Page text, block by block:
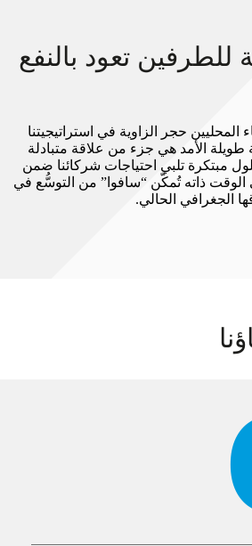
تعود بالنفع
حجر الزاوية في استراتيجيتنا
الأمد هي جزء من علاقة متبادلة
مبتكرة تلبي احتياجات شركائنا ضمن
ذاته تُمكّن “سافوا” من التوسُّع في
الحالي.